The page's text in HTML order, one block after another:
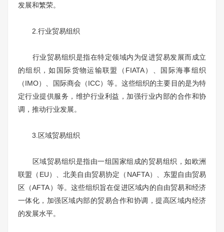
发展和繁荣。
2.行业贸易组织
行业贸易组织是指在特定领域内为促进贸易发展而成立
的组织，如国际货物运输联盟（FIATA）、国际海事组织
（IMO）、国际商会（ICC）等。这些组织的主要目的是为特
定行业提供服务，维护行业利益，加强行业内部的合作和协
调，推动行业发展。
3.区域贸易组织
区域贸易组织是指由一组国家组成的贸易组织，如欧洲
联盟（EU）、北美自由贸易协定（NAFTA）、东盟自由贸易
区（AFTA）等。这些组织旨在促进区域内的自由贸易和经济
一体化，加强区域内部的贸易合作和协调，提高区域内经济
的发展水平。